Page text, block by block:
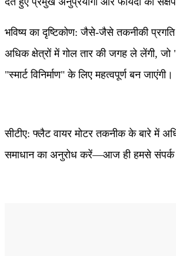
भविष्य का दृष्टिकोण: जैसे-जैसे तकनीकी प्रगति
अधिक क्षेत्रों में गोल तार की जगह ले लेंगी, जो
"स्मार्ट विनिर्माण" के लिए महत्वपूर्ण बन जाएंगी।
सीटीए: फ्लैट वायर मोटर तकनीक के बारे में
समाधान का अनुरोध करें—आज ही हमसे